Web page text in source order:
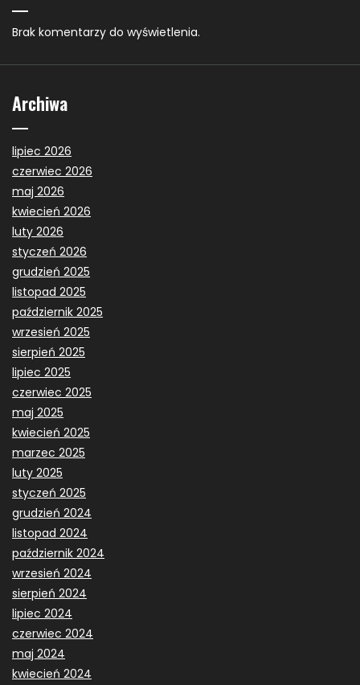
Brak komentarzy do wyświetlenia.
Archiwa
lipiec 2026
czerwiec 2026
maj 2026
kwiecień 2026
luty 2026
styczeń 2026
grudzień 2025
listopad 2025
październik 2025
wrzesień 2025
sierpień 2025
lipiec 2025
czerwiec 2025
maj 2025
kwiecień 2025
marzec 2025
luty 2025
styczeń 2025
grudzień 2024
listopad 2024
październik 2024
wrzesień 2024
sierpień 2024
lipiec 2024
czerwiec 2024
maj 2024
kwiecień 2024